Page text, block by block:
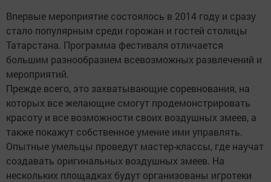
Впервые мероприятие состоялось в 2014 году и сразу
стало популярным среди горожан и гостей столицы
Татарстана. Программа фестиваля отличается
большим разнообразием всевозможных развлечений и
мероприятий.
Прежде всего, это захватывающие соревнования, на
которых все желающие смогут продемонстрировать
красоту и все возможности своих воздушных змеев, а
также покажут собственное умение ими управлять.
Опытные умельцы проведут мастер-классы, где научат
создавать оригинальных воздушных змеев. На
нескольких площадках будут организованы игротеки